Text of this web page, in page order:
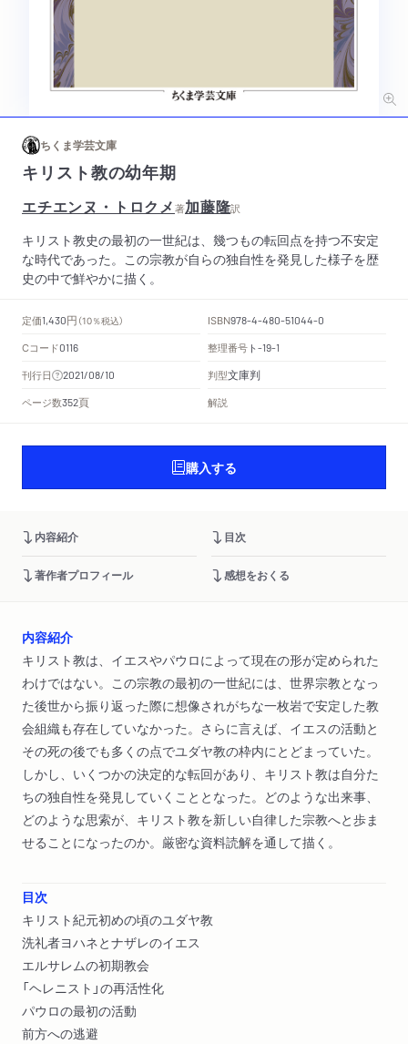
ちくま学芸文庫
キリスト教の幼年期
エチエンヌ・トロクメ著加藤隆訳
キリスト教史の最初の一世紀は、幾つもの転回点を持つ不安定
な時代であった。この宗教が自らの独自性を発見した様子を歴
史の中で鮮やかに描く。
定価1,430円 （10％税込） ISBN978-4-480-51044-0
Cコード0116 整理番号 ト-19-1
刊行日 2021/08/10 判型文庫判
ページ数352頁 解説
購入する
内容紹介 目次
著作者プロフィール 感想をおくる
内容紹介
キリスト教は、イエスやパウロによって現在の形が定められた
わけではない。この宗教の最初の一世紀には、世界宗教となっ
た後世から振り返った際に想像されがちな一枚岩で安定した教
会組織も存在していなかった。さらに言えば、イエスの活動と
その死の後でも多くの点でユダヤ教の枠内にとどまっていた。
しかし、いくつかの決定的な転回があり、キリスト教は自分た
ちの独自性を発見していくこととなった。どのような出来事、
どのような思索が、キリスト教を新しい自律した宗教へと歩ま
せることになったのか。厳密な資料読解を通して描く。
目次
キリスト紀元初めの頃のユダヤ教
洗礼者ヨハネとナザレのイエス
エルサレムの初期教会
「ヘレニスト」の再活性化
パウロの最初の活動
前方への逃避